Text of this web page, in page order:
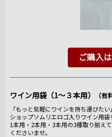
ご購入
ワイン用袋（1～３本用） （有
「もっと気軽にワインを持ち運びた
ショップソムリエロゴ入りワイン用袋
1本用・2本用・3本用の3種取り揃え
くださいませ。